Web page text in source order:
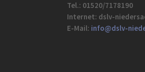
Tel.: 01520/7178190
Internet: dslv-
E-Mail: info@dslv-